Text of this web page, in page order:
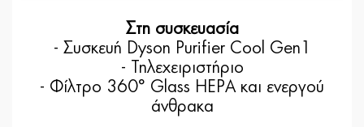
Στη συσκευασία
- Συσκευή Dyson Purifier Cool Gen1
- Τηλεχειριστήριο
- Φίλτρο 360° Glass HEPA και ενεργού
άνθρακα